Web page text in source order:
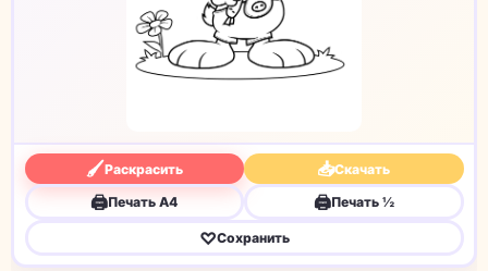
🖌Раскрасить 📥Скачать
🖨Печать A4 🖨Печать ½
♡Сохранить